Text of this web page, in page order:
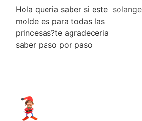
solange
Hola queria saber si este
molde es para todas las
princesas?te agradeceria
saber paso por paso